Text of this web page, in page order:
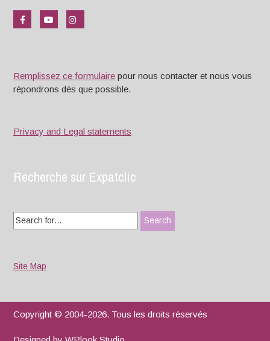
Remplissez ce formulaire pour nous contacter et nous vous
répondrons dès que possible.
Privacy and Legal statements
Recherche sur Expatclic
Search
for:
Site Map
Copyright © 2004-2026. Tous les droits réservés